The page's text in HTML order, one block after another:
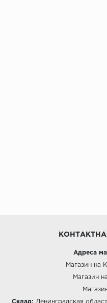
Адреса
Магазин на
Магазин
Склад: Ленинградская